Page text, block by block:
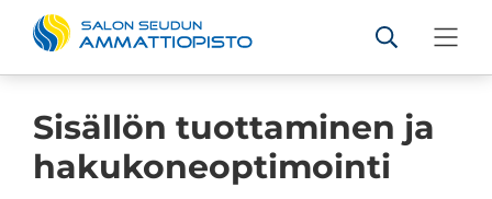
Salon seudun
Hae Valikko
Sisällön tuottaminen ja
hakukoneoptimointi